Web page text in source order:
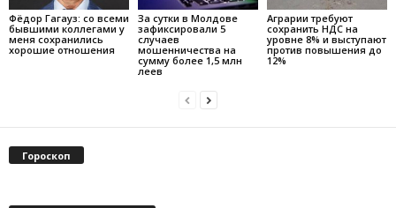
Фёдор Гагауз: со всеми
бывшими коллегами у
меня сохранились
хорошие отношения
За сутки в Молдове
зафиксировали 5
случаев
мошенничества на
сумму более 1,5 млн
леев
Аграрии требуют
сохранить НДС на
уровне 8% и выступают
против повышения до
12%
Гороскоп